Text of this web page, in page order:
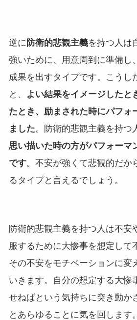
逆に 防衛的悲観主義を持つ人は
強いために、用意周到に準備し
成果を出すタイプです。こうし
と、
よい結果をイメージしたと
たとき、励まされた時にパフォ
ました。防衛的悲観主義を持つ
思い描いた時の方がパフォーマ
です。不安が強くて悲観的だか
るタイプと言えるでしょう。
防衛的悲観主義を持つ人は不安
服するために大惨事を想定して
その不安をモチベーションに変
いきます。自分の想定する大惨
せねばという気持ちに突き動か
とあらゆることに気を回します